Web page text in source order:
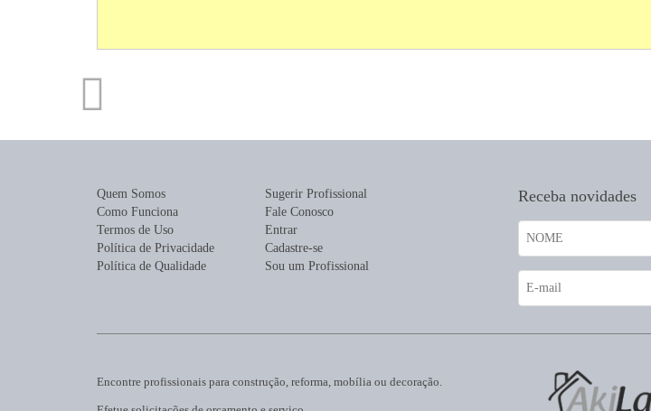
Quem Somos
Como Funciona
Termos de Uso
Política de Privacidade
Política de Qualidade
Sugerir Profissional
Fale Conosco
Entrar
Cadastre-se
Sou um Profissional
Receba novidades
Encontre profissionais para construção, reforma, mobília ou decoração.